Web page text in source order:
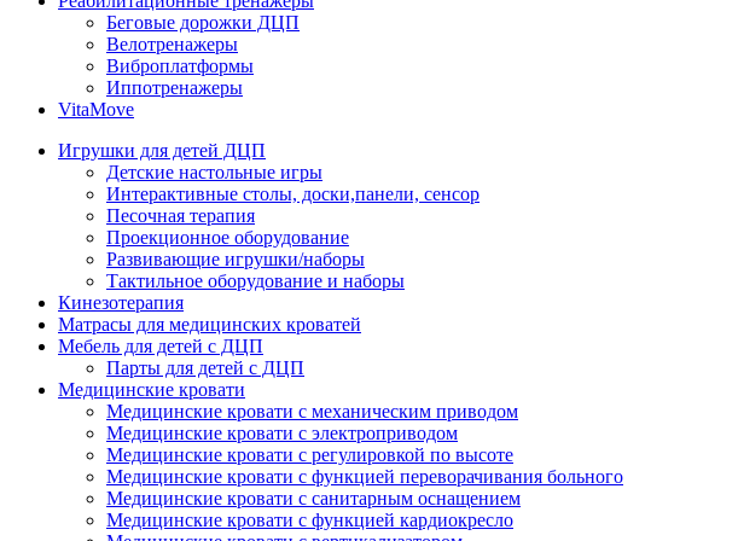
Беговые дорожки ДЦП
Велотренажеры
Виброплатформы
Иппотренажеры
VitaMove
Игрушки для детей ДЦП
Детские настольные игры
Интерактивные столы, доски,панели, сенсор
Песочная терапия
Проекционное оборудование
Развивающие игрушки/наборы
Тактильное оборудование и наборы
Кинезотерапия
Матрасы для медицинских кроватей
Мебель для детей с ДЦП
Парты для детей с ДЦП
Медицинские кровати
Медицинские кровати с механическим приводом
Медицинские кровати с электроприводом
Медицинские кровати с регулировкой по высоте
Медицинские кровати с функцией переворачивания больного
Медицинские кровати с санитарным оснащением
Медицинские кровати с функцией кардиокресло